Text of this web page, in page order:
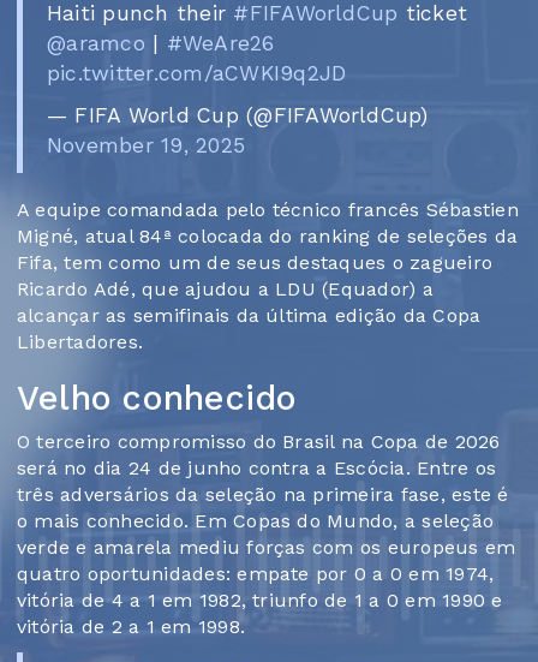
Haiti punch their #FIFAWorldCup ticket
️@aramco
#WeAre26
pic.twitter.com/aCWKI9q2JD
— FIFA World Cup (@FIFAWorldCup)
November 19, 2025
A equipe comandada pelo técnico francês Sébastien
Migné, atual 84ª colocada do ranking de seleções da
Fifa, tem como um de seus destaques o zagueiro
Ricardo Adé, que ajudou a LDU (Equador) a
alcançar as semifinais da última edição da Copa
Libertadores.
Velho conhecido
O terceiro compromisso do Brasil na Copa de 2026
será no dia 24 de junho contra a Escócia. Entre os
três adversários da seleção na primeira fase, este é
o mais conhecido. Em Copas do Mundo, a seleção
verde e amarela mediu forças com os europeus em
quatro oportunidades: empate por 0 a 0 em 1974,
vitória de 4 a 1 em 1982, triunfo de 1 a 0 em 1990 e
vitória de 2 a 1 em 1998.